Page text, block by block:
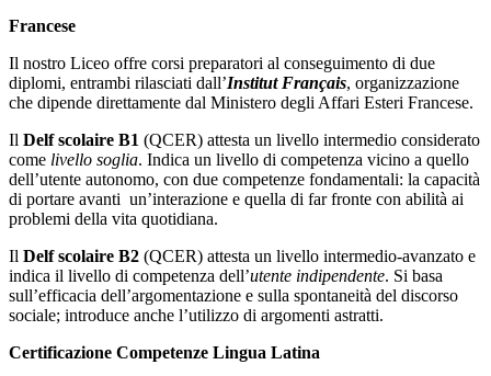
Francese
Il nostro Liceo offre corsi preparatori al conseguimento di due
diplomi, entrambi rilasciati dall’Institut Français, organizzazione
che dipende direttamente dal Ministero degli Affari Esteri Francese.
Il Delf scolaire B1 (QCER) attesta un livello intermedio considerato
come livello soglia. Indica un livello di competenza vicino a quello
dell’utente autonomo, con due competenze fondamentali: la capacità
di portare avanti un’interazione e quella di far fronte con abilità ai
problemi della vita quotidiana.
Il Delf scolaire B2 (QCER) attesta un livello intermedio-avanzato e
indica il livello di competenza dell’utente indipendente. Si basa
sull’efficacia dell’argomentazione e sulla spontaneità del discorso
sociale; introduce anche l’utilizzo di argomenti astratti.
Certificazione Competenze Lingua Latina